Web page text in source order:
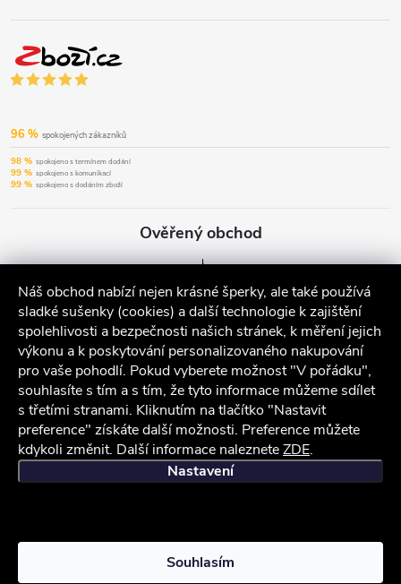
Náš obchod nabízí nejen krásné šperky, ale také používá
sladké sušenky (cookies) a další technologie k zajištění
spolehlivosti a bezpečnosti našich stránek, k měření jejich
výkonu a k poskytování personalizovaného nakupování
pro vaše pohodlí. Pokud vyberete možnost "V pořádku",
souhlasíte s tím a s tím, že tyto informace můžeme sdílet
s třetími stranami. Kliknutím na tlačítko "Nastavit
preference" získáte další možnosti. Preference můžete
kdykoli změnit. Další informace nalezneteZDE.
Nastavení
Souhlasím
96 % spokojených zákazníků
98 % spokojeno s termínem dodání
99 % spokojeno s komunikací
99 % spokojeno s dodáním zboží
Ověřený obchod
iocel.cz Obchodní podmínky Ochrana osobních údajů
Vytvořil Shoptet